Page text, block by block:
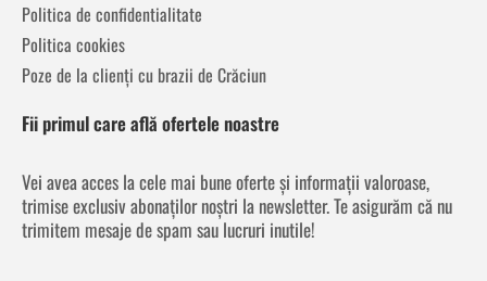
Politica de confidentialitate
Politica cookies
Poze de la clienți cu brazii de Crăciun
Fii primul care află ofertele noastre
Vei avea acces la cele mai bune oferte și informații valoroase,
trimise exclusiv abonaților noștri la newsletter. Te asigurăm că nu
trimitem mesaje de spam sau lucruri inutile!